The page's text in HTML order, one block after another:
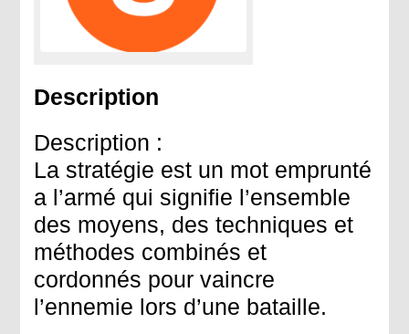
Description
Description :
La stratégie est un mot emprunté
a l’armé qui signifie l’ensemble
des moyens, des techniques et
méthodes combinés et
cordonnés pour vaincre
l’ennemie lors d’une bataille.